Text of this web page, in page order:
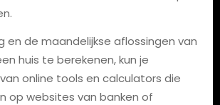
en de maandelijkse aflossingen van
huis te berekenen, kun je
online tools en calculators die
op websites van banken of